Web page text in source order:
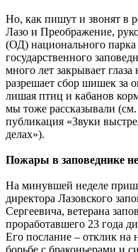
Но, как пишут и звонят в
Лазо и Преображение,
(ОД) национального парка
государственного
много лет закрывает глаза
разрешает сбор шишек за
лишая птиц и кабанов
мы тоже рассказывали
публикация «Звуки
делах»).
Пожары в заповеднике
На минувшей неделе
директора Лазовского
Сергеевича, ветерана
проработавшего 23 года
Его послание – отклик
борьбе с браконьерами и